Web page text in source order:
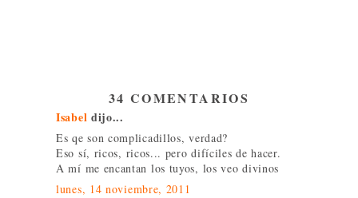
34 COMENTARIOS
Isabel dijo...
Es qe son complicadillos, verdad?
Eso sí, ricos, ricos... pero difíciles de hacer.
A mí me encantan los tuyos, los veo divinos
lunes, 14 noviembre, 2011